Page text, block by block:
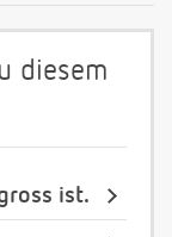
diesem
ist.